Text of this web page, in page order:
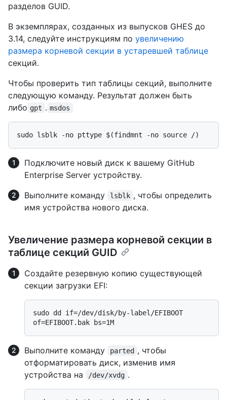
разделов GUID.
В экземплярах, созданных из выпусков GHES до
3.14, следуйте инструкциям по увеличению
размера корневой секции в устаревшей таблице
секций.
Чтобы проверить тип таблицы секций, выполните
следующую команду. Результат должен быть
либо gpt . msdos
Подключите новый диск к вашему GitHub
Enterprise Server устройству.
Выполните команду
lsblk , чтобы определить
имя устройства нового диска.
Увеличение размера корневой секции в
таблице секций GUID
Создайте резервную копию существующей
секции загрузки EFI:
sudo dd if=/dev/disk/by-label/EFIBOOT
Выполните команду parted , чтобы
отформатировать диск, изменив имя
устройства на
/dev/xvdg .